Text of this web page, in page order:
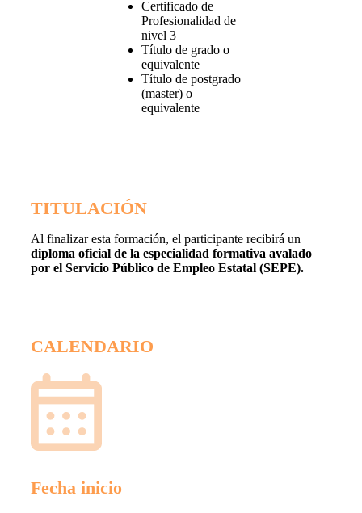
Certificado de
Profesionalidad de
nivel 3
Título de grado o
equivalente
Título de postgrado
(master) o
equivalente
TITULACIÓN
Al finalizar esta formación, el participante recibirá un
diploma oficial de la especialidad formativa avalado
por el Servicio Público de Empleo Estatal (SEPE).
CALENDARIO
Fecha inicio